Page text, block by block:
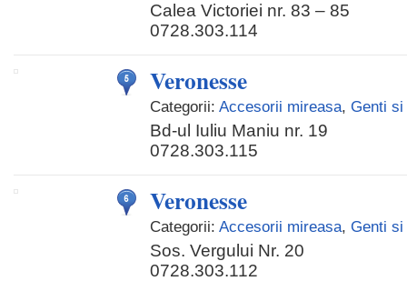
Calea Victoriei nr. 83 – 85
0728.303.114
Veronesse
Categorii: Accesorii mireasa, Genti si
Bd-ul Iuliu Maniu nr. 19
0728.303.115
Veronesse
Categorii: Accesorii mireasa, Genti si
Sos. Vergului Nr. 20
0728.303.112